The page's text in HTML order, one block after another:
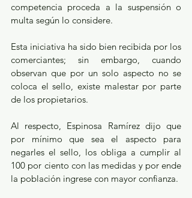
competencia proceda a la suspensión o
multa según lo considere.
Esta iniciativa ha sido bien recibida por los
comerciantes; sin embargo, cuando
observan que por un solo aspecto no se
coloca el sello, existe malestar por parte
de los propietarios.
Al respecto, Espinosa Ramírez dijo que
por mínimo que sea el aspecto para
negarles el sello, los obliga a cumplir al
100 por ciento con las medidas y por ende
la población ingrese con mayor confianza.